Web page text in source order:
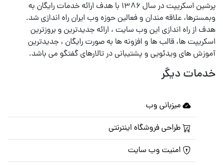
پرشین اسکریپت در سال ۱۳۸۶ با هدف ارائه خدمات رایگان به
وبمسترها، علاقه مندان و فعالین حوزه وب ایران راه اندازی شد.
هدف از راه اندازی این وب سایت ، ارائه جدیدترین و بروزترین
اسکریپت ها، قالب ها و افزونه ها به صورت رایگان ، جدیدترین
آموزش های ویدئویی و پشتیبانی در تالارهای گفتگو می باشد.
خدمات دیگر
میزبانی وب
طراحی فروشگاه اینترنتی
امنیت وب سایت